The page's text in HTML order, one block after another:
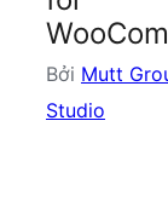
Bởi Mutt
Studio